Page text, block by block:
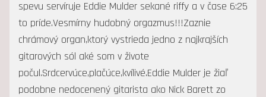
spevu servíruje Eddie Mulder sekané riffy a v čase 6:25
to príde.Vesmírny hudobný orgazmus!!!Zaznie
chrámový organ,ktorý vystrieda jedno z najkrajších
gitarových sól aké som v živote
počul.Srdcervúce,plačúce,kvílivé.Eddie Mulder je žiaľ
podobne nedocenený gitarista ako Nick Barett zo